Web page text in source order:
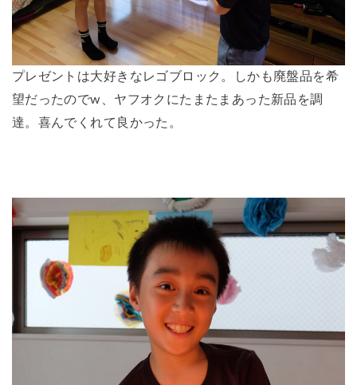
プレゼントは大好きなレゴブロック。しかも廃盤品を希
望だったのでw、ヤフオクにたまたまあった新品を調
達。喜んでくれて良かった。